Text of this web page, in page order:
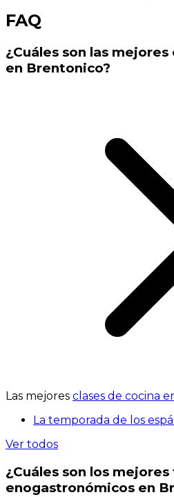
FAQ
¿Cuáles son las
en Brentonico?
Las mejores clases de cocina
La temporada de los
Ver todos
¿Cuáles son los
enogastronómicos en